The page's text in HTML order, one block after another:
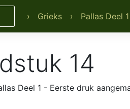
› Grieks › Pallas Deel
14
Deel 1 - Eerste druk